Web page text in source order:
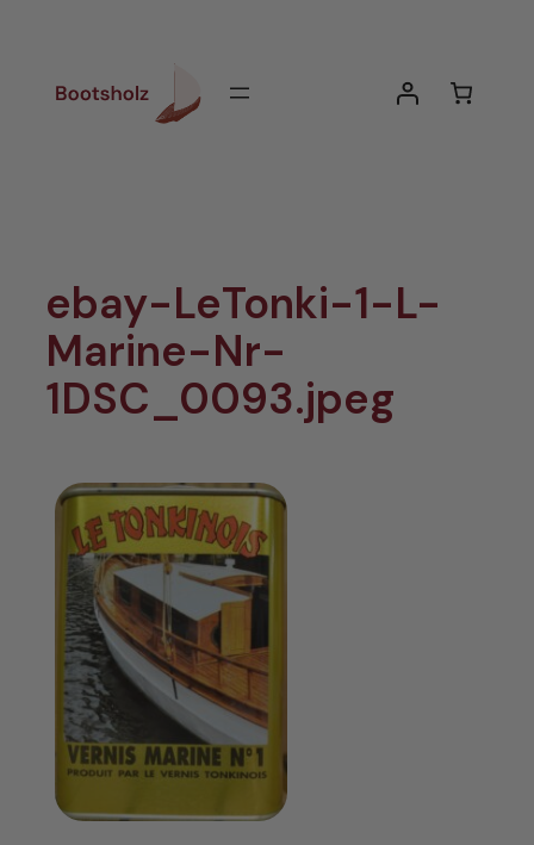
ebay-LeTonki-1-L-
Marine-Nr-
1DSC_0093.jpeg